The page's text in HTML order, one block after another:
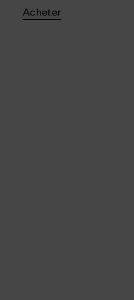
Acheter